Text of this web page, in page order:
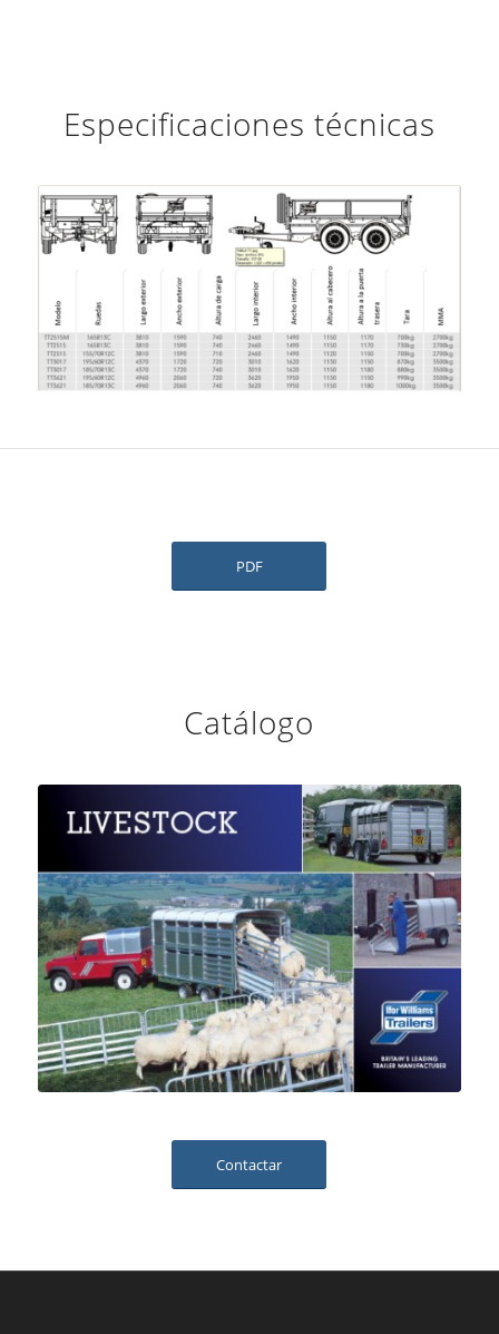
Especificaciones técnicas
PDF
Catálogo
Contactar